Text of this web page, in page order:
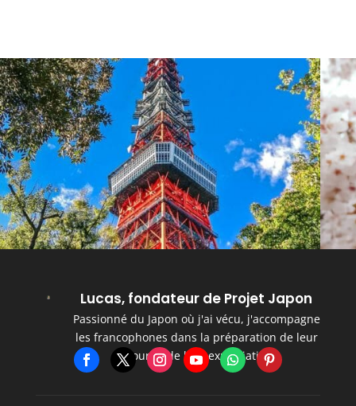
Lucas, fondateur de Projet Japon
Passionné du Japon où j'ai vécu, j'accompagne
les francophones dans la préparation de leur
séjour et de leur expatriation.